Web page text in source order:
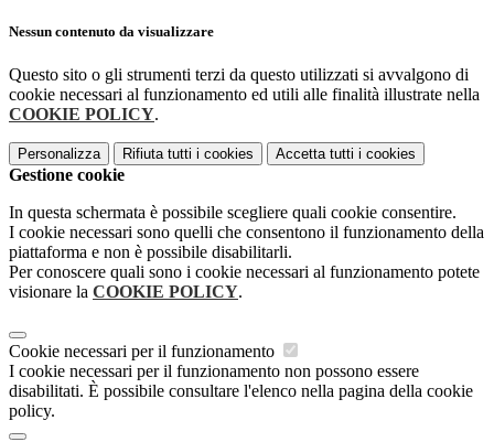
Nessun contenuto da visualizzare
Questo sito o gli strumenti terzi da questo utilizzati si avvalgono di
cookie necessari al funzionamento ed utili alle finalità illustrate nella
COOKIE POLICY.
Personalizza Rifiuta tutti i cookies Accetta tutti i cookies
Gestione cookie
In questa schermata è possibile scegliere quali cookie consentire.
I cookie necessari sono quelli che consentono il funzionamento della
piattaforma e non è possibile disabilitarli.
Per conoscere quali sono i cookie necessari al funzionamento potete
visionare la COOKIE POLICY.
Cookie necessari per il funzionamento
I cookie necessari per il funzionamento non possono essere
disabilitati. È possibile consultare l'elenco nella pagina della cookie
policy.